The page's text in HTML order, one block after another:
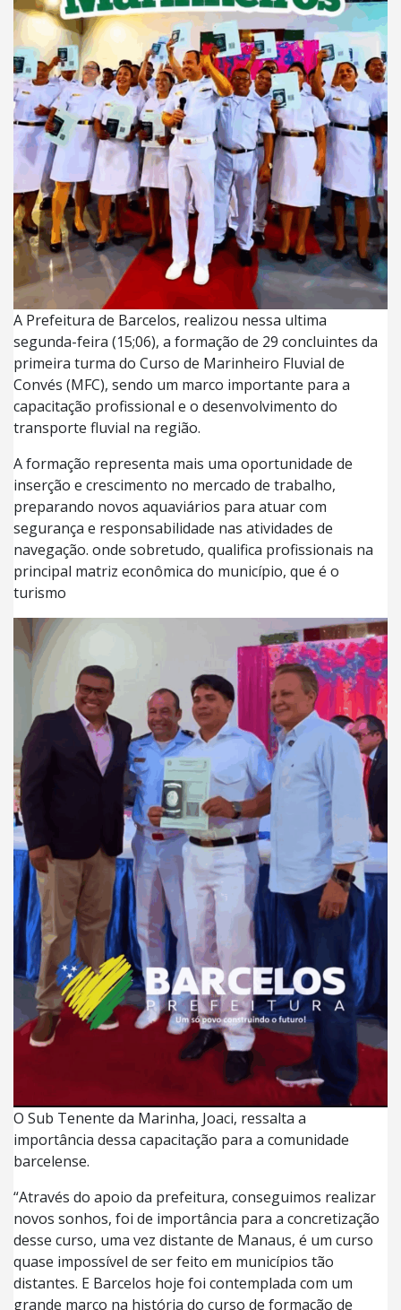
A Prefeitura de Barcelos, realizou nessa ultima
segunda-feira (15;06), a formação de 29 concluintes da
primeira turma do Curso de Marinheiro Fluvial de
Convés (MFC), sendo um marco importante para a
capacitação profissional e o desenvolvimento do
transporte fluvial na região.
A formação representa mais uma oportunidade de
inserção e crescimento no mercado de trabalho,
preparando novos aquaviários para atuar com
segurança e responsabilidade nas atividades de
navegação. onde sobretudo, qualifica profissionais na
principal matriz econômica do município, que é o
turismo
O Sub Tenente da Marinha, Joaci, ressalta a
importância dessa capacitação para a comunidade
barcelense.
“Através do apoio da prefeitura, conseguimos realizar
novos sonhos, foi de importância para a concretização
desse curso, uma vez distante de Manaus, é um curso
quase impossível de ser feito em municípios tão
distantes. E Barcelos hoje foi contemplada com um
grande marco na história do curso de formação de